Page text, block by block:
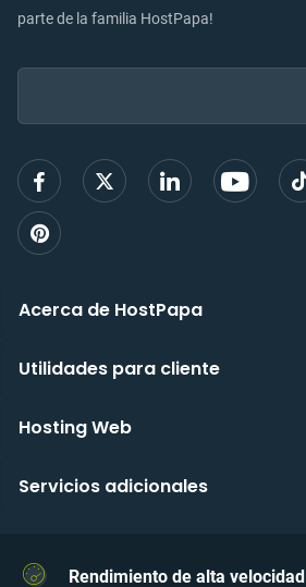
parte de la familia HostPapa!
Email:
Acerca de HostPapa
Utilidades para cliente
Hosting Web
Servicios adicionales
Rendimiento de alta velocidad